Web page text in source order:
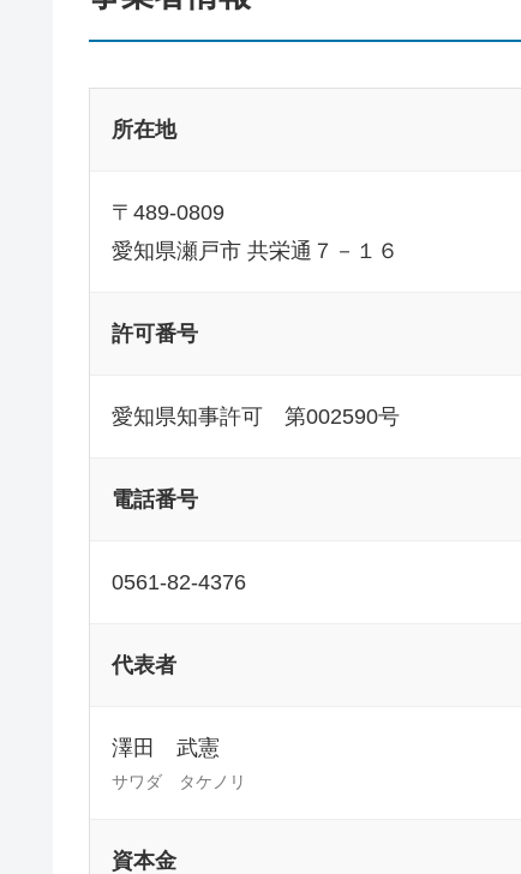
所在地
〒489-0809
愛知県瀬戸市 共栄通７－１６
許可番号
愛知県知事許可 第002590号
電話番号
0561-82-4376
代表者
澤田 武憲
サワダ タケノリ
資本金